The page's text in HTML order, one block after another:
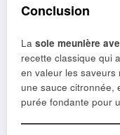
Conclusion
La sole meunière
recette classique qui
en valeur les saveurs
une sauce citronnée,
purée fondante pour